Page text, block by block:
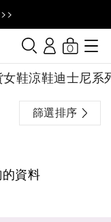
女鞋涼鞋迪士尼系
0
篩選排序
資料